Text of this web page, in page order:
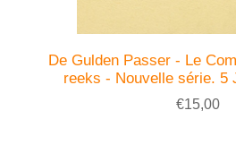
De Gulden Passer - Le
reeks - Nouvelle série. 5
€15,00